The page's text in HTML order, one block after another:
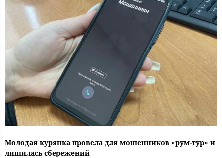
Молодая курянка провела для мошенников «рум-тур» и
лишилась сбережений